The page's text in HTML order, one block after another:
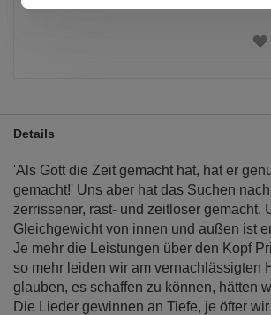
Details
'Als Gott die Zeit gemacht hat, hat er
gemacht!' Uns aber hat das Suchen
zerrissener, rast- und zeitloser gemacht.
Gleichgewicht von innen und außen ist
Je mehr die Leistungen über den Kopf
so mehr leiden wir am vernachlässigten
glauben, es schaffen zu können, hätten
Die Lieder gewinnen an Tiefe, je öfter